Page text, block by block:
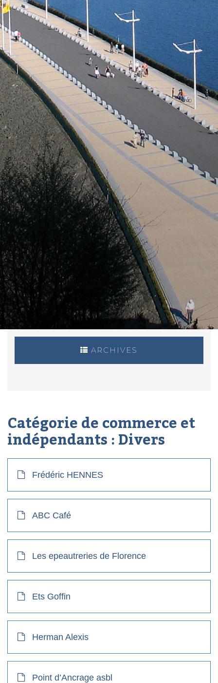
ARCHIVES
Catégorie de commerce et
indépendants :Divers
Frédéric HENNES
ABC Café
Les epeautreries de Florence
Ets Goffin
Herman Alexis
Point d’Ancrage asbl